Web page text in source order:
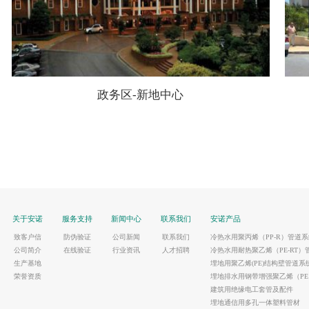
政务区-新地中心
关于安诺
致客户信
公司简介
生产基地
荣誉资质
服务支持
防伪验证
在线验证
新闻中心
公司新闻
行业资讯
联系我们
联系我们
人才招聘
安诺产品
冷热水用聚丙烯（PP-R）管道
冷热水用耐热聚乙烯（PE-RT）
埋地用聚乙烯(PE)结构壁管道系
埋地排水用钢带增强聚乙烯（
建筑用绝缘电工套管及配件
埋地通信用多孔一体塑料管材